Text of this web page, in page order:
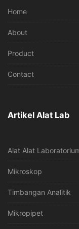
Home
About
Product
Contact
Artikel Alat Lab
Alat Alat
Mikroskop
Timbangan Analitik
Mikropipet